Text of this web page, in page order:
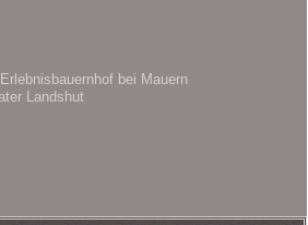
bei Mauern
Landshut